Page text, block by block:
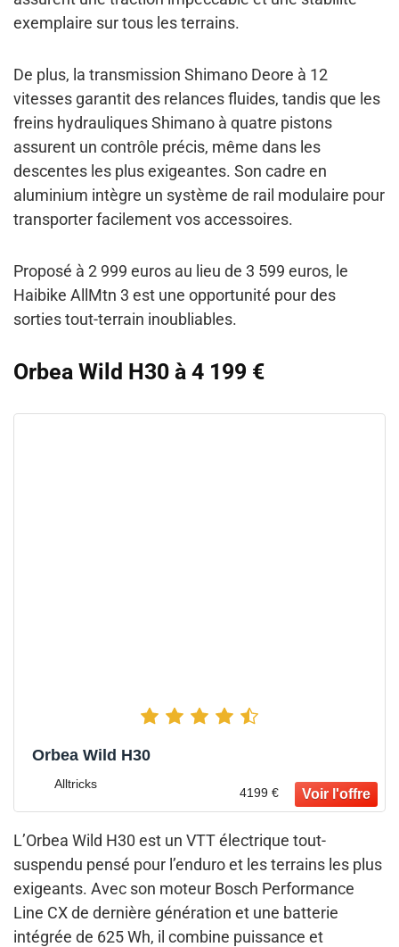
exemplaire sur tous les terrains.
De plus, la transmission Shimano Deore à 12
vitesses garantit des relances fluides, tandis que les
freins hydrauliques Shimano à quatre pistons
assurent un contrôle précis, même dans les
descentes les plus exigeantes. Son cadre en
aluminium intègre un système de rail modulaire pour
transporter facilement vos accessoires.
Proposé à 2 999 euros au lieu de 3 599 euros, le
Haibike AllMtn 3 est une opportunité pour des
sorties tout-terrain inoubliables.
Orbea Wild H30 à 4 199 €
Orbea Wild H30
Alltricks
4199 €
L’Orbea Wild H30 est un VTT électrique tout-
suspendu pensé pour l’enduro et les terrains les plus
exigeants. Avec son moteur Bosch Performance
Line CX de dernière génération et une batterie
intégrée de 625 Wh, il combine puissance et